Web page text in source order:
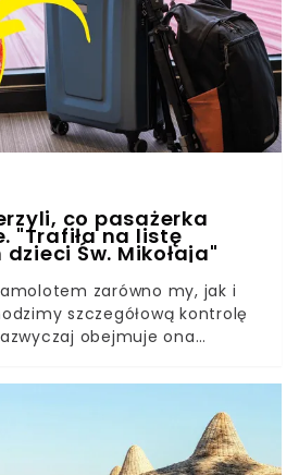
co pasażerka
"Trafiła na listę
Św. Mikołaja"
zarówno my, jak i
szczegółową kontrolę
obejmuje ona
wykrywającą metale.
ochrony lotniska lub Straży
jedna z pasażerek została